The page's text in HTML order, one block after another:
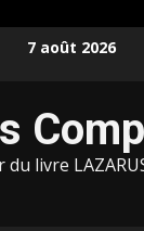
7 août 2026
livre